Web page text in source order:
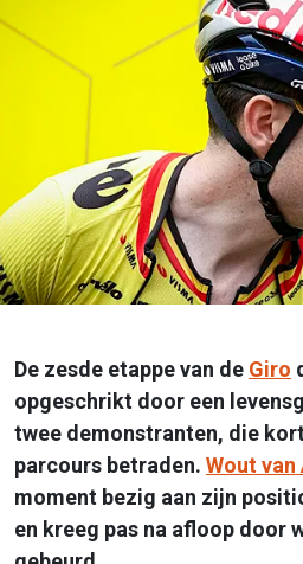
De zesde etappe van de Giro
opgeschrikt door een
twee demonstranten, die
parcours betraden. Wout van
moment bezig aan zijn
en kreeg pas na afloop door